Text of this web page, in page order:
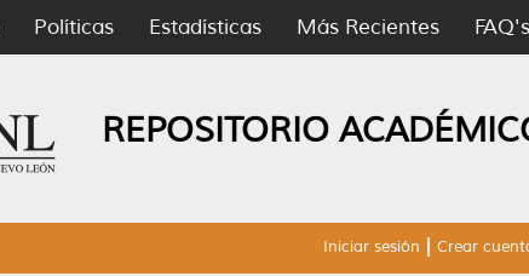
Políticas Estadísticas Más Recientes FAQ's
REPOSITORIO
Iniciar sesión Crear